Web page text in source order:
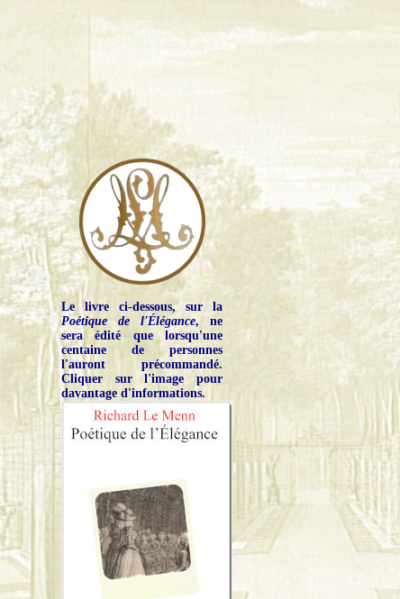
Le livre ci-dessous, sur la
Poétique de l'Élégance, ne
sera édité que lorsqu'une
centaine de personnes
l'auront précommandé.
Cliquer sur l'image pour
davantage d'informations.